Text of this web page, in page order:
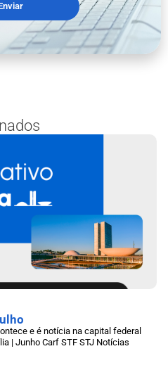
e é notícia na capital federal
| Junho Carf STF STJ Notícias